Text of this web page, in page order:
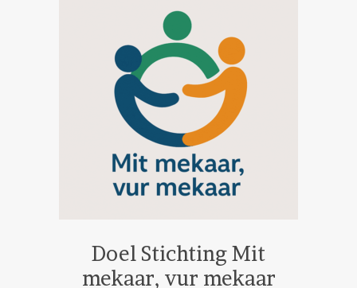
Doel Stichting Mit
mekaar, vur mekaar